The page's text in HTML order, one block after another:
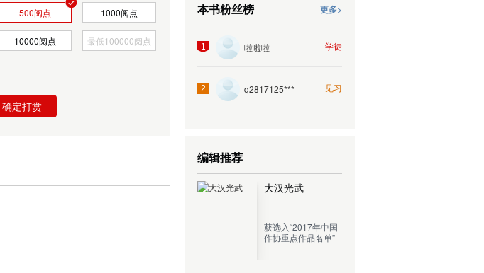
本书粉丝榜 更多>
1 啦啦啦 学徒
2 q2817125*** 见习
编辑推荐
大汉光武
获选入“2017年中国
作协重点作品名单”
500阅点 1000阅点
10000阅点
确定打赏